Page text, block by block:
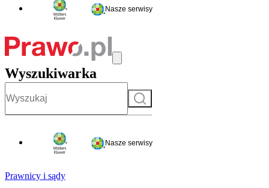
Nasze serwisy
Wyszukiwarka
Szukaj
Nasze serwisy
Prawnicy i sądy